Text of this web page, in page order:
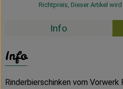
Richtpreis, Dieser Artikel
Info
Info
Rinderbierschinken vom Vorwerk